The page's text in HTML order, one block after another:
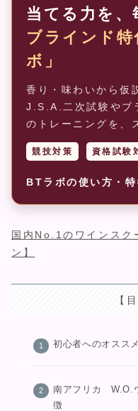
当てる力を、
ブラインド
ボ」
香り・味わいから仮
J.S.A.二次試験やブ
のトレーニングを、
競技対策 資格試験
BTラボの使い方・
国内No.1のワインスク
ン】
【
初心者へのオスス
南アフリカ W.O.
徴